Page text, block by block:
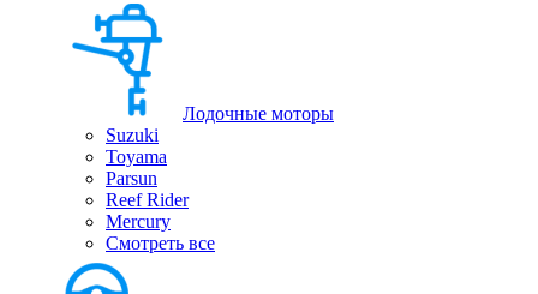
Лодочные моторы
Suzuki
Toyama
Parsun
Reef Rider
Mercury
Смотреть все